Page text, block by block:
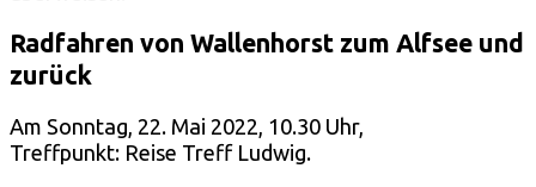
Radfahren von Wallenhorst zum Alfsee und
zurück
Am Sonntag, 22. Mai 2022, 10.30 Uhr,
Treffpunkt: Reise Treff Ludwig.